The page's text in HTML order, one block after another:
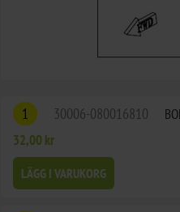
1 30006-080016810
32,00 kr
LÄGG I VARUKORG